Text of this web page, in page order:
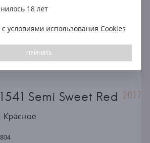
Semi Sweet Red 2017
Красное
18 лет
условиями использования Cookies
ПРИНЯТЬ